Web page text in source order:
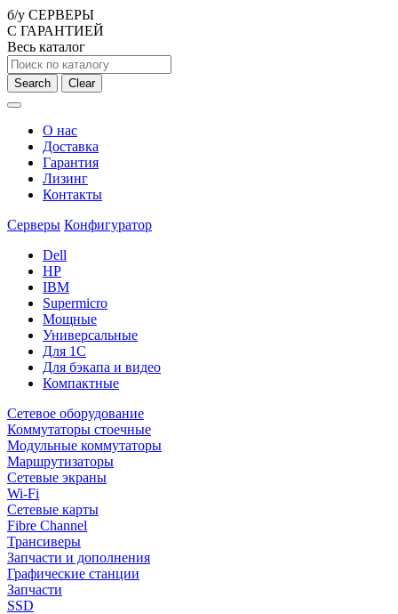
б/у СЕРВЕРЫ
С ГАРАНТИЕЙ
Весь каталог
Search Clear
О нас
Доставка
Гарантия
Лизинг
Контакты
Серверы Конфигуратор
Dell
HP
IBM
Supermicro
Мощные
Универсальные
Для 1С
Для бэкапа и видео
Компактные
Сетевое оборудование
Коммутаторы стоечные
Модульные коммутаторы
Маршрутизаторы
Сетевые экраны
Wi-Fi
Сетевые карты
Fibre Channel
Трансиверы
Запчасти и дополнения
Графические станции
Запчасти
SSD